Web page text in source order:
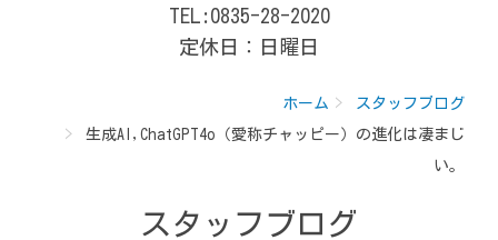
TEL:0835-28-2020
定休日：日曜日
ホーム
スタッフブログ
生成AI,ChatGPT4o（愛称チャッピー）の進化は凄まじ
い。
スタッフブログ